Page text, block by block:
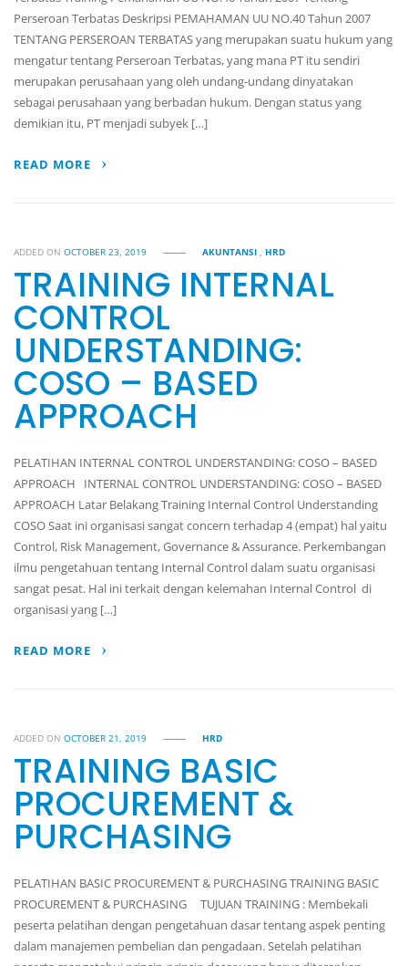
Perseroan Terbatas Deskripsi PEMAHAMAN UU NO.40 Tahun 2007
TENTANG PERSEROAN TERBATAS yang merupakan suatu hukum yang
mengatur tentang Perseroan Terbatas, yang mana PT itu sendiri
merupakan perusahaan yang oleh undang-undang dinyatakan
sebagai perusahaan yang berbadan hukum. Dengan status yang
demikian itu, PT menjadi subyek […]
READ MORE
ADDED ONOCTOBER 23, 2019 AKUNTANSI ,HRD
TRAINING INTERNAL
CONTROL
UNDERSTANDING:
COSO – BASED
APPROACH
PELATIHAN INTERNAL CONTROL UNDERSTANDING: COSO – BASED
APPROACH INTERNAL CONTROL UNDERSTANDING: COSO – BASED
APPROACH Latar Belakang Training Internal Control Understanding
COSO Saat ini organisasi sangat concern terhadap 4 (empat) hal yaitu
Control, Risk Management, Governance & Assurance. Perkembangan
ilmu pengetahuan tentang Internal Control dalam suatu organisasi
sangat pesat. Hal ini terkait dengan kelemahan Internal Control di
organisasi yang […]
READ MORE
ADDED ONOCTOBER 21, 2019 HRD
TRAINING BASIC
PROCUREMENT &
PURCHASING
PELATIHAN BASIC PROCUREMENT & PURCHASING TRAINING BASIC
PROCUREMENT & PURCHASING TUJUAN TRAINING : Membekali
peserta pelatihan dengan pengetahuan dasar tentang aspek penting
dalam manajemen pembelian dan pengadaan. Setelah pelatihan